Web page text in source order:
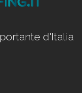
d'Italia